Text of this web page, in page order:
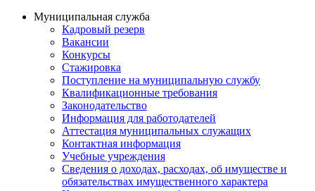
Муниципальная служба
Кадровый резерв
Вакансии
Конкурсы
Стажировка
Поступление на муниципальную службу
Квалификационные требования
Законодательство
Информация для работодателей
Аттестация муниципальных служащих
Контактная информация
Учебные учреждения
Сведения о доходах, расходах, об имуществе и
обязательствах имущественного характера